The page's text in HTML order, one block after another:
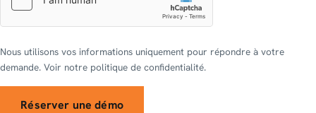
Nous utilisons vos informations uniquement pour répondre à votre
demande. Voir notre politique de confidentialité.
Réserver une démo